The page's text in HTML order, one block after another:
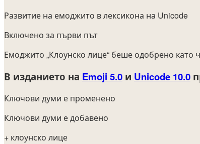
Развитие на емоджито в лексикона на Unicode
Включено за първи път
Емоджито „Клоунско лице“ беше одобрено като
В изданието на Emoji 5.0 и Unicode 10.0
Ключови думи е променено
Ключови думи е добавено
+ клоунско лице